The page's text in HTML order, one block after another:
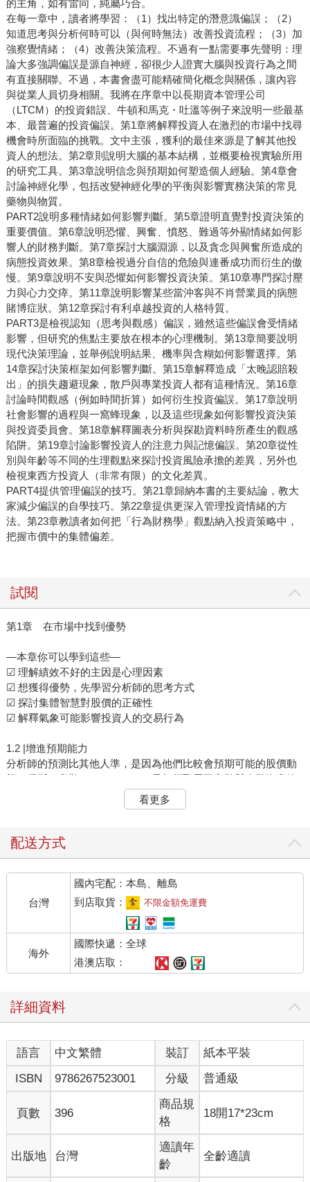
的主角，如有雷同，純屬巧合。
在每一章中，讀者將學習：（1）找出特定的潛意識偏誤；（2）
知道思考與分析何時可以（與何時無法）改善投資流程；（3）加
強察覺情緒；（4）改善決策流程。不過有一點需要事先聲明：理
論大多強調偏誤是源自神經，卻很少人證實大腦與投資行為之間
有直接關聯。不過，本書會盡可能精確簡化概念與關係，讓內容
與從業人員切身相關。我將在序章中以長期資本管理公司
（LTCM）的投資錯誤、牛頓和馬克・吐溫等例子來說明一些最基
本、最普遍的投資偏誤。第1章將解釋投資人在激烈的市場中找尋
機會時所面臨的挑戰。文中主張，獲利的最佳來源是了解其他投
資人的想法。第2章則說明大腦的基本結構，並概要檢視實驗所用
的研究工具。第3章說明信念與預期如何塑造個人經驗。第4章會
討論神經化學，包括改變神經化學的平衡與影響實務決策的常見
藥物與物質。
PART2說明多種情緒如何影響判斷。第5章證明直覺對投資決策的
重要價值。第6章說明恐懼、興奮、憤怒、難過等外顯情緒如何影
響人的財務判斷。第7章探討大腦淵源，以及貪念與興奮所造成的
病態投資效果。第8章檢視過分自信的危險與連番成功而衍生的傲
慢。第9章說明不安與恐懼如何影響投資決策。第10章專門探討壓
力與心力交瘁。第11章說明影響某些當沖客與不肖營業員的病態
賭博症狀。第12章探討有利卓越投資的人格特質。
PART3是檢視認知（思考與觀感）偏誤，雖然這些偏誤會受情緒
影響，但研究的焦點主要放在根本的心理機制。第13章簡要說明
現代決策理論，並舉例說明結果、機率與含糊如何影響選擇。第
14章探討決策框架如何影響判斷。第15章解釋造成「太晚認賠殺
出」的損失趨避現象，散戶與專業投資人都有這種情況。第16章
討論時間觀感（例如時間折算）如何衍生投資偏誤。第17章說明
社會影響的過程與一窩蜂現象，以及這些現象如何影響投資決策
與投資委員會。第18章解釋圖表分析與探勘資料時所產生的觀感
陷阱。第19章討論影響投資人的注意力與記憶偏誤。第20章從性
別與年齡等不同的生理觀點來探討投資風險承擔的差異，另外也
檢視東西方投資人（非常有限）的文化差異。
PART4提供管理偏誤的技巧。第21章歸納本書的主要結論，教大
家減少偏誤的自學技巧。第22章提供更深入管理投資情緒的方
法。第23章教讀者如何把「行為財務學」觀點納入投資策略中，
把握市價中的集體偏差。
試閱
第1章 在市場中找到優勢
—本章你可以學到這些—
☑ 理解績效不好的主因是心理因素
☑ 想獲得優勢，先學習分析師的思考方式
☑ 探討集體智慧對股價的正確性
☑ 解釋氣象可能影響投資人的交易行為
1.2 |增進預期能力
分析師的預測比其他人準，是因為他們比較會預期可能的股價動
態。儒斯・富勒（Russ Fuller）是加州聖馬刁富勒與泰勒資產管
理公司（Fuller and Thaler Asset Management）的投資組合經理
人。富勒曾寫過：「比市場更好的預期是所有α（注：α與β是兩
量的是基金績效與市場的相關性。）的根本。」α是投資組合經理
規模、成長或價值特質的股票指數。
投資人該如何增進預期能力以提升α？富勒認為，投資人可以培養
以下三種優勢中的一種。第一，取得更多關於公司基本面或市場
私有資訊。比較好的私有資訊通常是透過更好的研究流程取得，
例如深入檢視公司的成長潛力、獲利品質、產品可行性或管理團
隊等。
富勒認為，第二種增進預期能力的方法是改善資料的處理。根據
計量與電腦化的資訊處理，投資人可能在基本面與財務資料中找
料中的預測關係。
第三種增進預期能力的方式是了解投資人的行為偏誤。行為偏誤
是由兩種人造成的：（1）沒追求財富最大化的投資人；（2）犯
系統性心理錯誤的投資人。想找出行為偏誤對股價的影響，需要
對心理學有深入的了解，但獲利可能很大。富勒與泰勒的投資組
合從成立開始，α就有平均近4%的水準，因此吸引許多公司跟著
⋯⋯⋯⋯⋯⋯⋯⋯
—本章你可以學到這些—
☑ 「預期性」情緒與「反應性」情緒對交易的影響
看更多
配送方式
台灣
國內宅配：本島、離島
到店取貨：
不限金額免運費
海外
國際快遞：全球
港澳店取：
詳細資料
語言 中文繁體 裝訂
紙本平裝
ISBN
9786267523001 分級 普通級
頁數 396
商品規
格
18開17*23cm
出版地 台灣
適讀年
齡
全齡適讀